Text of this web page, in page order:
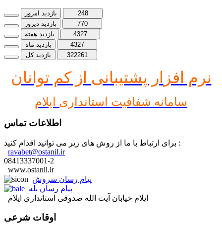
بازدید امروز
248
بازدید دیروز
770
بازدید هفته
4327
بازدید ماه
4327
بازدید کل
322261
نرم افز ار پشتیبانی از کم توانان
سامانه شفافیت استانداری ایلام
اطلاعات تماس
برای ارتباط با ما از روش های زیر می توانید اقدام کنید :
ravabet@ostanil.ir
08413337001-2
www.ostanil.ir
پیام رسان سروش
پیام رسان بله
ایلام خیابان آیت الله صدوقی استانداری ایلام
اوقات شرعی